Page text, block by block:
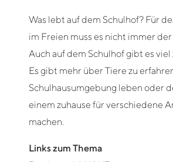
Was lebt auf dem Schulhof? Für
im Freien muss es nicht immer der
Auch auf dem Schulhof gibt es
Es gibt mehr über Tiere zu
Schulhausumgebung leben oder
einem zuhause für verschiedene
machen.
Links zum Thema